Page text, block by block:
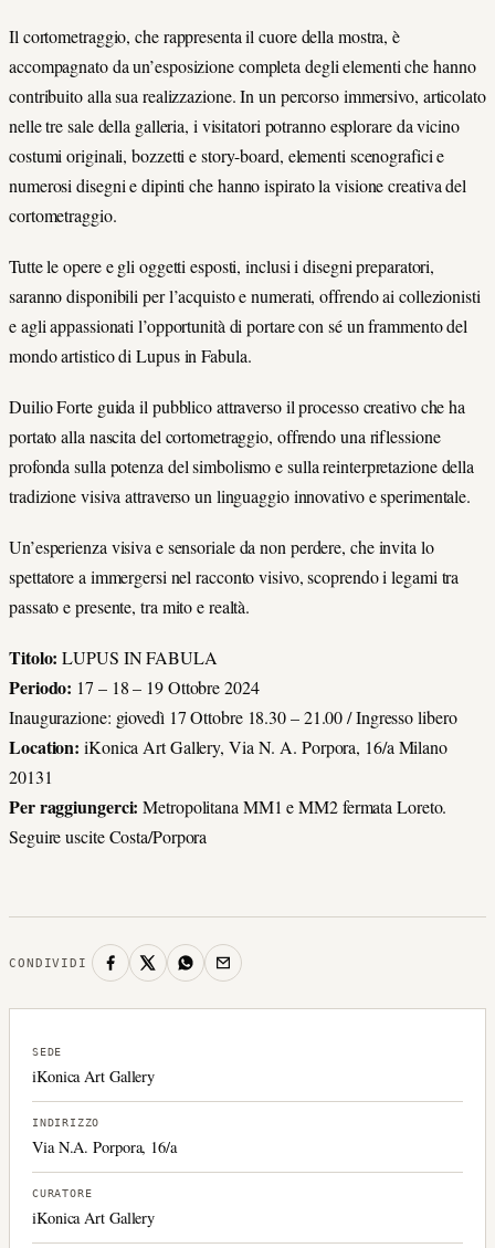
Il cortometraggio, che rappresenta il cuore della mostra, è
accompagnato da un’esposizione completa degli elementi che hanno
contribuito alla sua realizzazione. In un percorso immersivo, articolato
nelle tre sale della galleria, i visitatori potranno esplorare da vicino
costumi originali, bozzetti e story-board, elementi scenografici e
numerosi disegni e dipinti che hanno ispirato la visione creativa del
cortometraggio.
Tutte le opere e gli oggetti esposti, inclusi i disegni preparatori,
saranno disponibili per l’acquisto e numerati, offrendo ai collezionisti
e agli appassionati l’opportunità di portare con sé un frammento del
mondo artistico di Lupus in Fabula.
Duilio Forte guida il pubblico attraverso il processo creativo che ha
portato alla nascita del cortometraggio, offrendo una riflessione
profonda sulla potenza del simbolismo e sulla reinterpretazione della
tradizione visiva attraverso un linguaggio innovativo e sperimentale.
Un’esperienza visiva e sensoriale da non perdere, che invita lo
spettatore a immergersi nel racconto visivo, scoprendo i legami tra
passato e presente, tra mito e realtà.
Titolo:LUPUS IN FABULA
Periodo: 17 – 18 – 19 Ottobre 2024
Inaugurazione: giovedì 17 Ottobre 18.30 – 21.00 / Ingresso libero
Location: iKonica Art Gallery, Via N. A. Porpora, 16/a Milano
20131
Per raggiungerci: Metropolitana MM1 e MM2 fermata Loreto.
Seguire uscite Costa/Porpora
CONDIVIDI
SEDE
iKonica Art Gallery
INDIRIZZO
Via N.A. Porpora, 16/a
CURATORE
iKonica Art Gallery